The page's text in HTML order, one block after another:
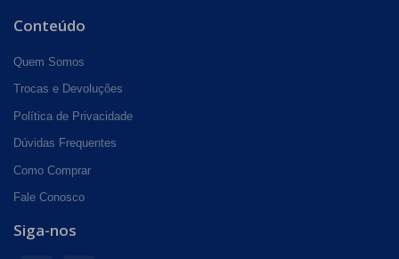
Conteúdo
Quem Somos
Trocas e Devoluções
Política de Privacidade
Dúvidas Frequentes
Como Comprar
Fale Conosco
Siga-nos